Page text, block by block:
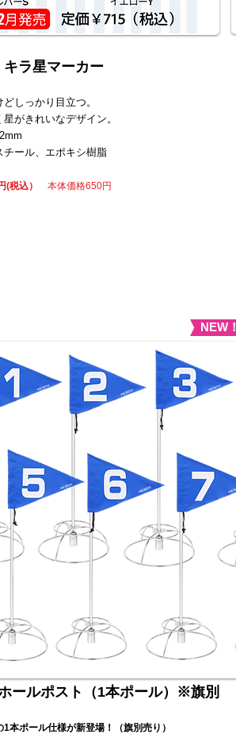
ラ星マーカー
しっかり目立つ。
がきれいなデザイン。
ール、エポキシ樹脂
(税込） 本体価格650円
NEW！
ールポスト（1本ポール）※旗別
本ポール仕様が新登場！（旗別売り）